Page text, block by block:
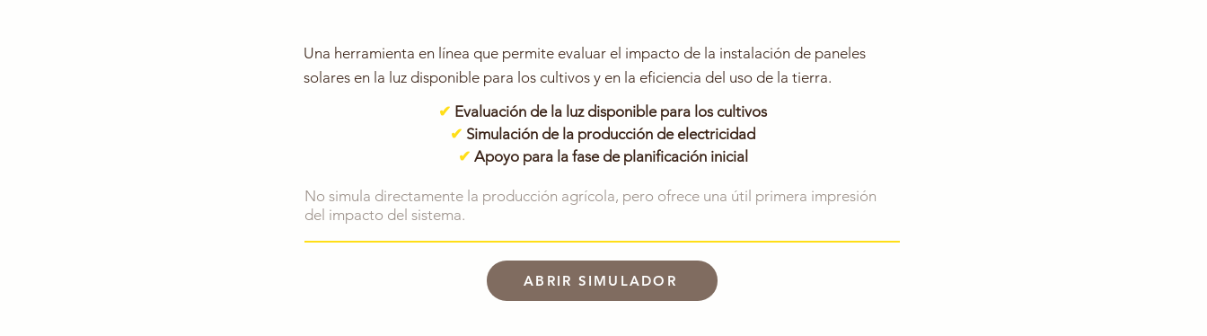
Una herramienta en línea que permite evaluar el impacto de la instalación de paneles
solares en la luz disponible para los cultivos y en la eficiencia del uso de la tierra.
✔ Evaluación de la luz disponible para los cultivos
✔ Simulación de la producción de electricidad
✔ Apoyo para la fase de planificación inicial
No simula directamente la producción agrícola, pero ofrece una útil primera impresión
del impacto del sistema.
ABRIR SIMULADOR